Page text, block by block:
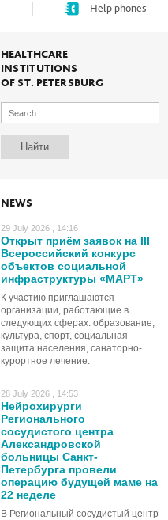
Help phones
HEALTHCARE
INSTITUTIONS
OF ST. PETERSBURG
NEWS
29 July 2026 , 14:16
Открыт приём заявок на III
Всероссийский конкурс
объектов социальной
инфраструктуры «МАРТ»
К участию приглашаются
организации, работающие в
следующих сферах: образование,
культура, спорт, социальная
защита населения, санаторно-
курортное лечение.
28 July 2026 , 14:53
Нейрохирурги
Регионального
сосудистого центра
Александровской
больницы Санкт-
Петербурга провели
операцию будущей маме на
22 неделе
В Региональный сосудистый центр